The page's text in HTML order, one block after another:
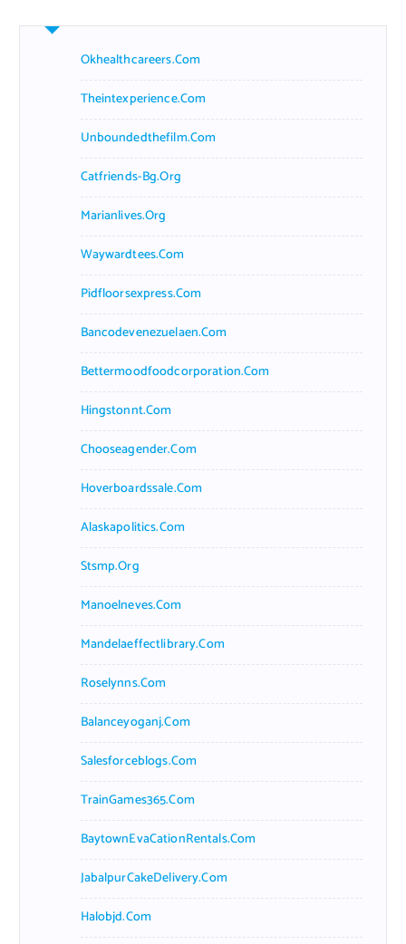
Okhealthcareers.com
Theintexperience.com
Unboundedthefilm.com
Catfriends-Bg.org
Marianlives.org
Waywardtees.com
Pidfloorsexpress.com
Bancodevenezuelaen.com
Bettermoodfoodcorporation.com
Hingstonnt.com
Chooseagender.com
Hoverboardssale.com
Alaskapolitics.com
Stsmp.org
Manoelneves.com
Mandelaeffectlibrary.com
Roselynns.com
Balanceyoganj.com
Salesforceblogs.com
TrainGames365.com
BaytownEvaCationRentals.com
JabalpurCakeDelivery.com
Halobjd.com